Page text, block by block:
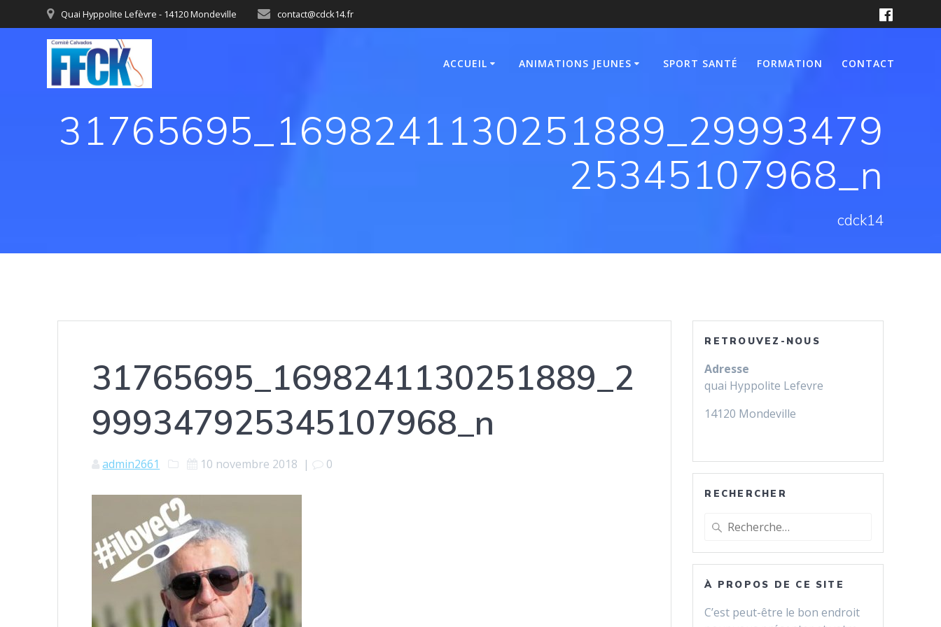
Quai Hyppolite Lefèvre - 14120 Mondeville contact@cdck14.fr
ACCUEIL ANIMATIONS JEUNES SPORT SANTÉ FORMATION CONTACT
31765695_1698241130251889_29993479
25345107968_n
cdck14
31765695_1698241130251889_2
999347925345107968_n
admin2661 10 novembre 2018 | 0
RETROUVEZ-NOUS
Adresse
quai Hyppolite Lefevre
14120 Mondeville
RECHERCHER
Recherche
pour
:
À PROPOS DE CE SITE
C’est peut-être le bon endroit